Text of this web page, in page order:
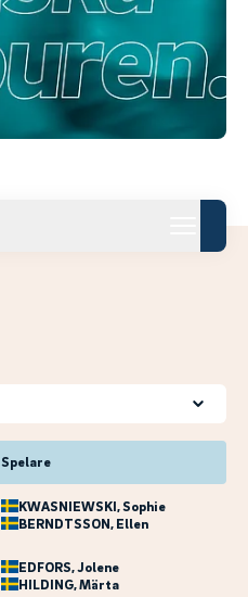
Spelare
KWASNIEWSKI, Sophie
BERNDTSSON, Ellen
EDFORS, Jolene
HILDING, Märta